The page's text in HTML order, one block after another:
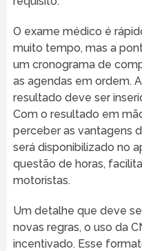
O exame médico é
muito tempo, mas a
um cronograma de
as agendas em ordem.
resultado deve ser
Com o resultado em
perceber as vantagens
será disponibilizado no
questão de horas,
motoristas.
Um detalhe que deve
novas regras, o uso da
incentivado. Esse